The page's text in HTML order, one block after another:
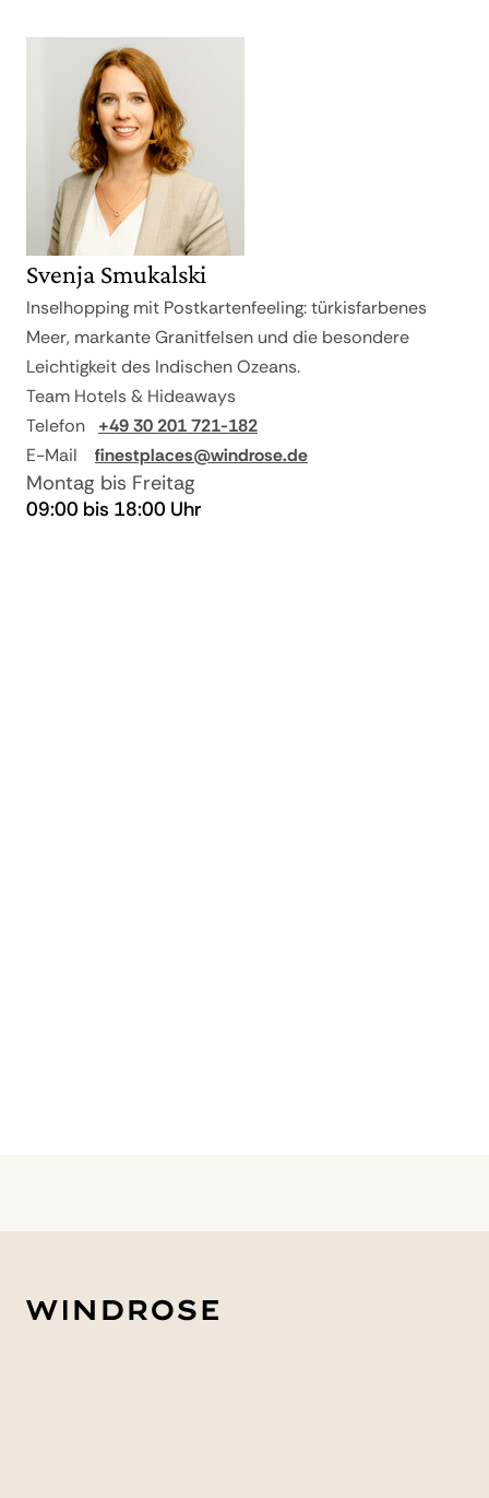
Svenja Smukalski
Inselhopping mit Postkartenfeeling: türkisfarbenes
Meer, markante Granitfelsen und die besondere
Leichtigkeit des Indischen Ozeans.
Team Hotels & Hideaways
Telefon
+49 30 201 721-182
E-Mail
finestplaces@windrose.de
Montag bis Freitag
09:00 bis 18:00 Uhr